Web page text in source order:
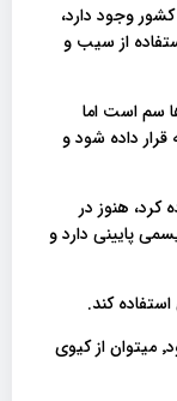
وجود دارد،
از سیب و
سم است اما
قرار داده شود و
کرد، هنوز در
پایینی دارد و
کند.
از گلابی میتوان استفاده کرد،فصل کیوی می شود٬ میتوان از کیوی